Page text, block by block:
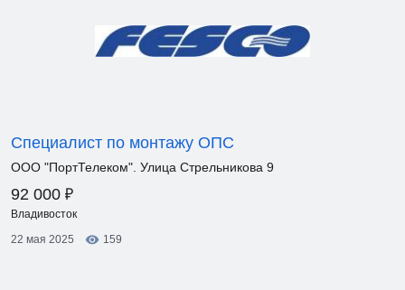
Специалист по монтажу ОПС
ООО "ПортТелеком". Улица Стрельникова 9
92 000 ₽
Владивосток
22 мая 2025
159